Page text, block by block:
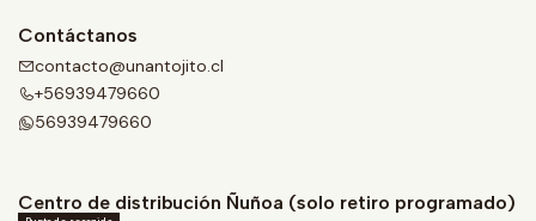
Contáctanos
contacto@unantojito.cl
+56939479660
56939479660
Centro de distribución Ñuñoa (solo retiro programado)